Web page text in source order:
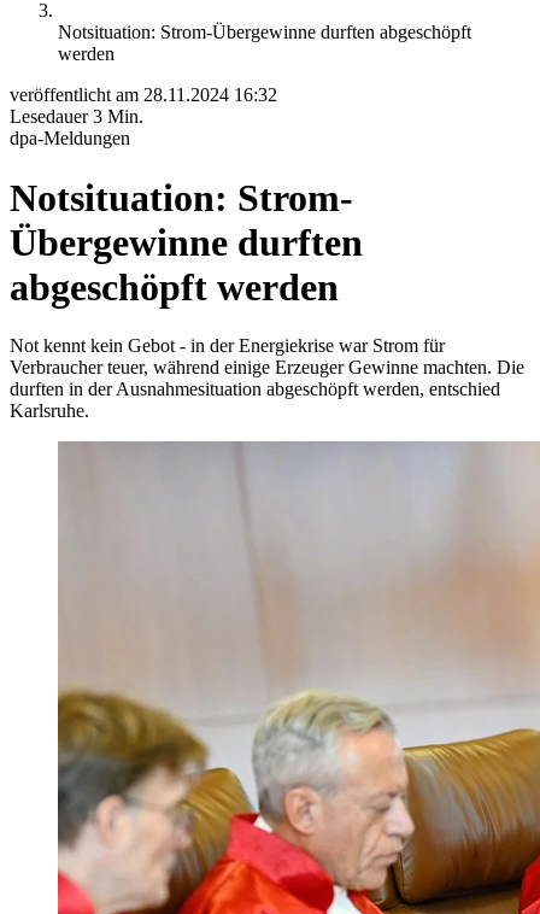
Notsituation: Strom-Übergewinne durften abgeschöpft
werden
veröffentlicht am 28.11.2024 16:32
Lesedauer3 Min.
dpa-Meldungen
Notsituation: Strom-
Übergewinne durften
abgeschöpft werden
Not kennt kein Gebot - in der Energiekrise war Strom für
Verbraucher teuer, während einige Erzeuger Gewinne machten. Die
durften in der Ausnahmesituation abgeschöpft werden, entschied
Karlsruhe.